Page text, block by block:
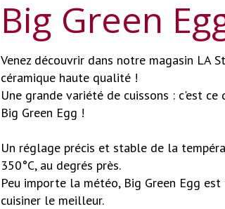
Big Green
Venez découvrir dans notre magasin LA
céramique haute qualité !
Une grande variété de cuissons : c'est
Big Green Egg !
Un réglage précis et stable de la
350°C, au degrés près.
Peu importe la météo, Big Green Egg
cuisiner le meilleur.